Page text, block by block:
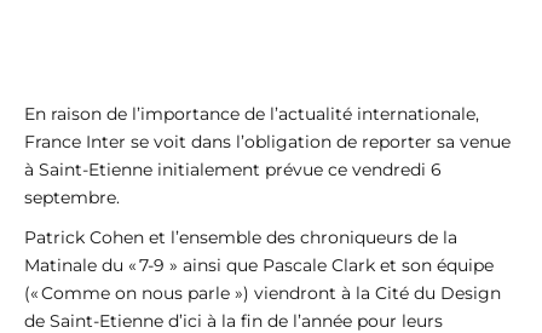
En raison de l’importance de l’actualité internationale,
France Inter se voit dans l’obligation de reporter sa venue
à Saint-Etienne initialement prévue ce vendredi 6
septembre.
Patrick Cohen et l’ensemble des chroniqueurs de la
Matinale du « 7-9 » ainsi que Pascale Clark et son équipe
(« Comme on nous parle ») viendront à la Cité du Design
de Saint-Etienne d’ici à la fin de l’année pour leurs